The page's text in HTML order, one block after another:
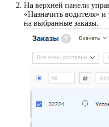
На верхней панели
«Назначить водителя»
на выбранные заказы.